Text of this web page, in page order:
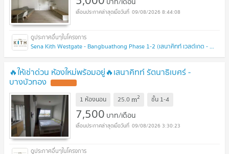
09/08/2026 8:44:08
Sena Kith Westgate - Bangbuathong Phase 1-2 (เสนาคิทท์ เวสต์เกต - บางบัวทอง เฟส 1-2 )
🔥ให้เช่าด่วน ห้องใหม่พร้อมอยู่🔥เสนาคิทท์ รัตนาธิเบศร์ -
บางบัวทอง
1 ห้องนอน 25.0 m2 ชั้น 1-4
7,500 บาท/เดือน
09/08/2026 3:30:23